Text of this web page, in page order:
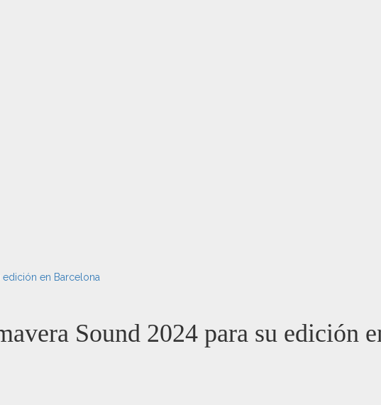
en Barcelona
Sound 2024 para su edición